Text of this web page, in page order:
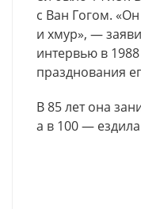
с Ван Гогом.
и хмур», —
интервью в
празднования
В 85 лет она
а в 100 —